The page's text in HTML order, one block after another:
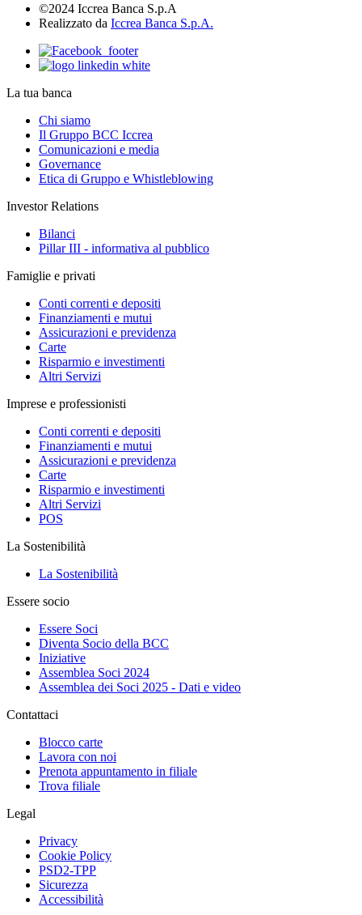
©2024 Iccrea Banca S.p.A
Realizzato da Iccrea Banca S.p.A.
La tua banca
Chi siamo
Il Gruppo BCC Iccrea
Comunicazioni e media
Governance
Etica di Gruppo e Whistleblowing
Investor Relations
Bilanci
Pillar III - informativa al pubblico
Famiglie e privati
Conti correnti e depositi
Finanziamenti e mutui
Assicurazioni e previdenza
Carte
Risparmio e investimenti
Altri Servizi
Imprese e professionisti
Conti correnti e depositi
Finanziamenti e mutui
Assicurazioni e previdenza
Carte
Risparmio e investimenti
Altri Servizi
POS
La Sostenibilità
La Sostenibilità
Essere socio
Essere Soci
Diventa Socio della BCC
Iniziative
Assemblea Soci 2024
Assemblea dei Soci 2025 - Dati e video
Contattaci
Blocco carte
Lavora con noi
Prenota appuntamento in filiale
Trova filiale
Legal
Privacy
Cookie Policy
PSD2-TPP
Sicurezza
Accessibilità